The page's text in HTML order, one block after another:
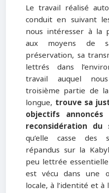
Le travail réalisé
conduit en suivant
nous intéresser à la
aux moyens de
préservation, sa
lettrés dans
travail auquel
troisième partie de
longue, trouve sa
objectifs
reconsidération du
qu’elle casse des
répandus sur la
peu lettrée
est vécu dans une
locale, à l’identité et